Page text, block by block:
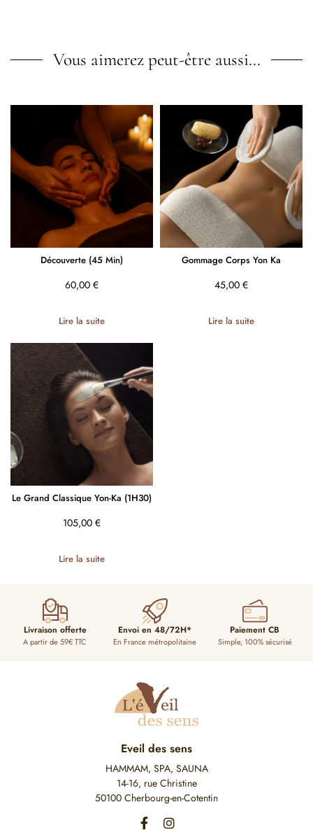
Vous aimerez peut-être aussi…
Découverte (45 Min)
60,00 €
Lire la suite
Gommage Corps Yon Ka
45,00 €
Lire la suite
Le Grand Classique Yon-Ka (1H30)
105,00 €
Lire la suite
Livraison offerte
A partir de 59€ TTC
Envoi en 48/72H*
En France métropolitaine
Paiement CB
Simple, 100% sécurisé
Eveil des sens
HAMMAM, SPA, SAUNA
14-16, rue Christine
50100 Cherbourg-en-Cotentin